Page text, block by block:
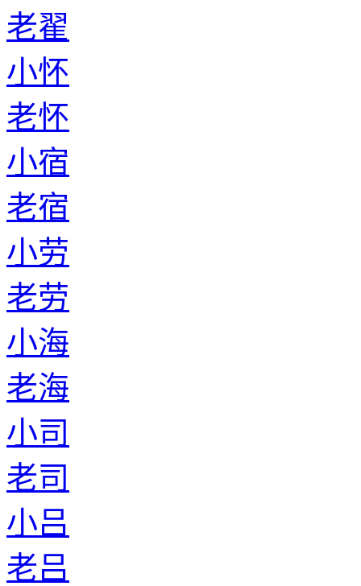
老翟
小怀
老怀
小宿
老宿
小劳
老劳
小海
老海
小司
老司
小吕
老吕